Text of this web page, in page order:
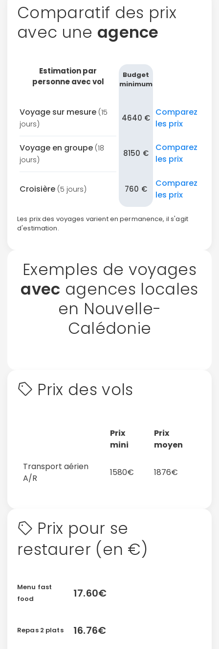
Comparatif des prix
avec une agence
Estimation par
personne avec vol
Budget
minimum
Voyage sur mesure (15
jours)
4640 €
Comparez
les prix
Voyage en groupe (18
jours)
8150 €
Comparez
les prix
Croisière (5 jours) 760 €
Comparez
les prix
Les prix des voyages varient en permanence, il s'agit
d'estimation.
Exemples de voyages
avec agences locales
en Nouvelle-
Calédonie
Prix des vols
Prix
mini
Prix
moyen
Transport aérien
A/R
1580€ 1876€
Prix pour se
restaurer (en €)
Menu fast
food
17.60€
Repas 2 plats 16.76€